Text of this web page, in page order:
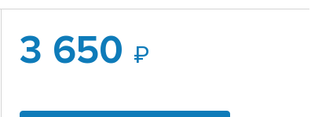
3 650